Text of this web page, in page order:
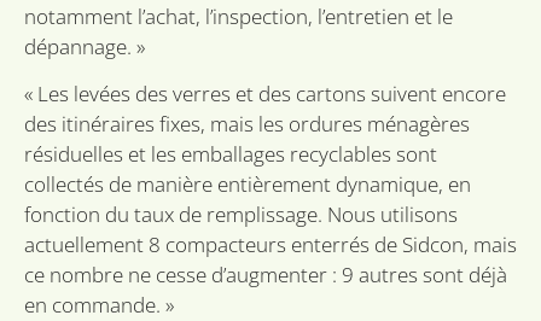
notamment l’achat, l’inspection, l’entretien et le
dépannage. »
« Les levées des verres et des cartons suivent encore
des itinéraires fixes, mais les ordures ménagères
résiduelles et les emballages recyclables sont
collectés de manière entièrement dynamique, en
fonction du taux de remplissage. Nous utilisons
actuellement 8 compacteurs enterrés de Sidcon, mais
ce nombre ne cesse d’augmenter : 9 autres sont déjà
en commande. »
VISITOR_PRIVACY_METADATA
YouTube
.youtube.com
6 mois
Politique de confidentialité de
Google